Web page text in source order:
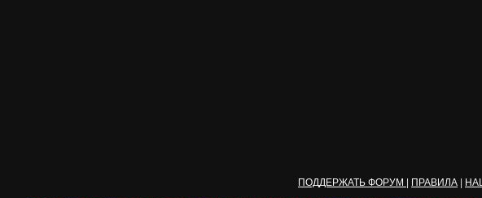
ПОДДЕРЖАТЬ ФОРУМ ПРАВИЛА